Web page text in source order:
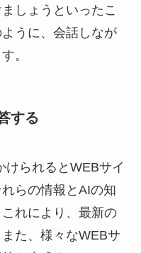
しょうといったこ
うに、会話しなが
。
する
けられるとWEBサイ
らの情報とAIの知
れにより、最新の
た、様々なWEBサ